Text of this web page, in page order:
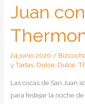
Juan
24 junio 2020/
y Tartas, Dulce, Dulce,
Las cocas de San Juan
para festejar la noche